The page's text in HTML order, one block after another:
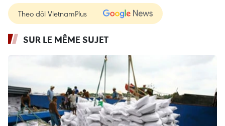
Theo dõi VietnamPlus
SUR LE MÊME SUJET